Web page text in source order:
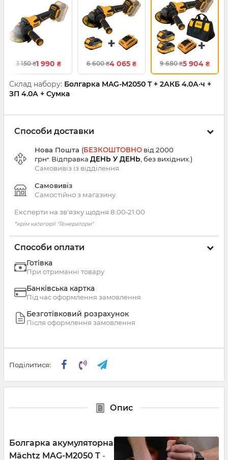
3 150₴1 990 ₴ 6 600₴4 065 ₴ 9 680₴5 904 ₴
Склад набору: Болгарка MAG-M2050 T + 2АКБ 4.0А·ч +
ЗП 4.0А + Сумка
Способи доставки
Нова Пошта (БЕЗКОШТОВНО від 2000
грн*. Відправка ДЕНЬ У ДЕНЬ , без вихідних.)
Самовивіз із відділення
Самовивіз
Самостійно з магазину
Експерти на зв'язку щодня 8:00‑21:00
*крім категорії "Генератори"
Способи оплати
Готівка
При отриманні товару
Банківська картка
Під час оформлення замовлення
Безготівковий розрахунок
Після оформлення замовлення
Поділитися:
Опис
Болгарка акумуляторна
Mächtz MAG-M2050 T -